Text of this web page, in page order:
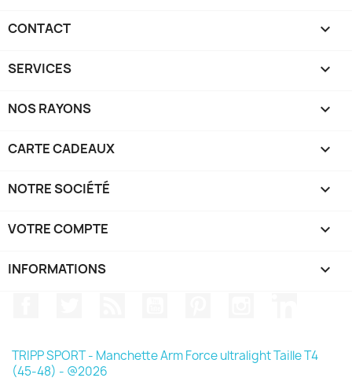
CONTACT 
SERVICES 
NOS RAYONS 
CARTE CADEAUX 
NOTRE SOCIÉTÉ 
VOTRE COMPTE 
INFORMATIONS keyboard_arrow_down
TRIPP SPORT - Manchette Arm Force ultralight Taille T4
(45-48) - @2026